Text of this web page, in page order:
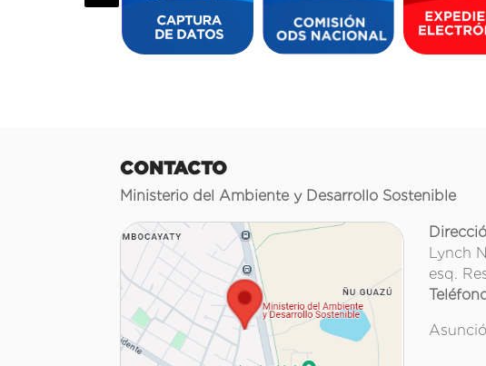
CONTACTO
Ministerio del Ambiente y Desarrollo Sostenible
Lynch
esq.